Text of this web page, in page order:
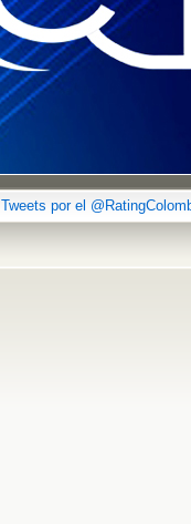
Tweets por el